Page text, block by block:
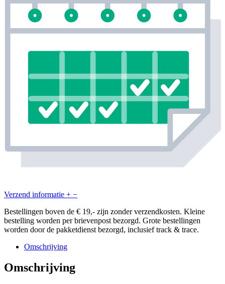
Verzend informatie + −
Bestellingen boven de € 19,- zijn zonder verzendkosten. Kleine
bestelling worden per brievenpost bezorgd. Grote bestellingen
worden door de pakketdienst bezorgd, inclusief track & trace.
Omschrijving
Omschrijving